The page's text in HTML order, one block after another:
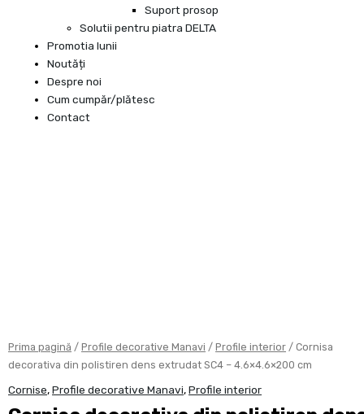
Suport prosop
Solutii pentru piatra DELTA
Promotia lunii
Noutăți
Despre noi
Cum cumpăr/plătesc
Contact
Prima pagină / Profile decorative Manavi / Profile interior / Cornisa
decorativa din polistiren dens extrudat SC4 – 4.6×4.6×200 cm
Cornise,Profile decorative Manavi,Profile interior
cm